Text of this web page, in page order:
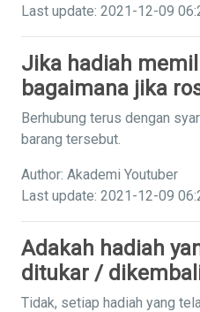
Last update: 2021-12-09
Jika hadiah
bagaimana jika
Berhubung terus dengan
barang tersebut.
Author: Akademi Youtuber
Last update: 2021-12-09
Adakah hadiah
ditukar /
Tidak, setiap hadiah yang